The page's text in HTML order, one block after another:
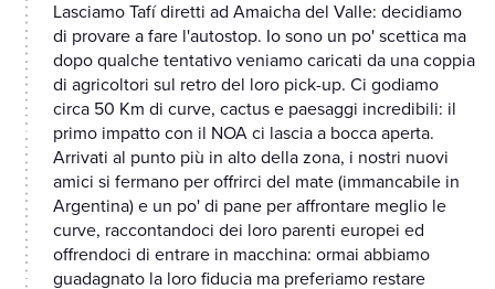
Lasciamo Tafí diretti ad Amaicha del Valle: decidiamo
di provare a fare l'autostop. Io sono un po' scettica ma
dopo qualche tentativo veniamo caricati da una coppia
di agricoltori sul retro del loro pick-up. Ci godiamo
circa 50 Km di curve, cactus e paesaggi incredibili: il
primo impatto con il NOA ci lascia a bocca aperta.
Arrivati al punto più in alto della zona, i nostri nuovi
amici si fermano per offrirci del mate (immancabile in
Argentina) e un po' di pane per affrontare meglio le
curve, raccontandoci dei loro parenti europei ed
offrendoci di entrare in macchina: ormai abbiamo
guadagnato la loro fiducia ma preferiamo restare